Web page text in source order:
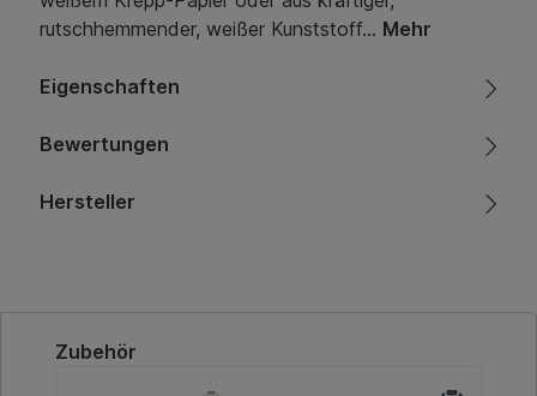
rutschhemmender, weißer Kunststoff… Mehr
Eigenschaften
Bewertungen
Hersteller
Produktgalerie überspringen
Zubehör